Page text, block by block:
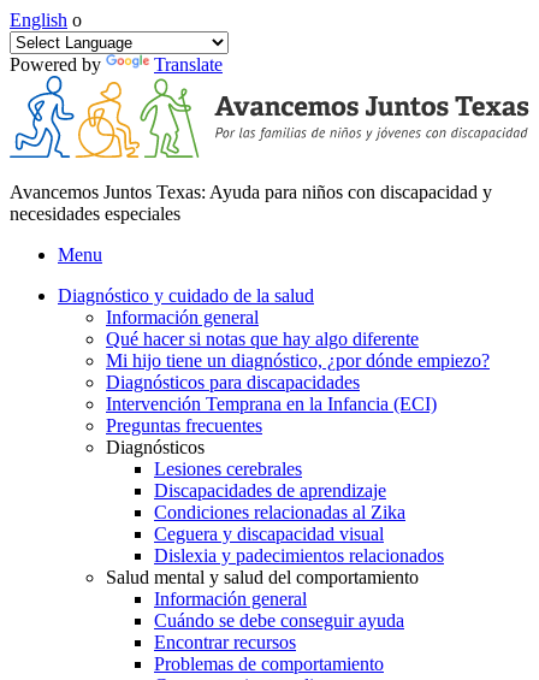
English o
Powered by Translate
Avancemos Juntos Texas: Ayuda para niños con discapacidad y
necesidades especiales
Menu
Diagnóstico y cuidado de la salud
Información general
Qué hacer si notas que hay algo diferente
Mi hijo tiene un diagnóstico, ¿por dónde empiezo?
Diagnósticos para discapacidades
Intervención Temprana en la Infancia (ECI)
Preguntas frecuentes
Diagnósticos
Lesiones cerebrales
Discapacidades de aprendizaje
Condiciones relacionadas al Zika
Ceguera y discapacidad visual
Dislexia y padecimientos relacionados
Salud mental y salud del comportamiento
Información general
Cuándo se debe conseguir ayuda
Encontrar recursos
Problemas de comportamiento